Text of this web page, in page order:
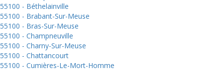
55100 - Béthelainville
55100 - Brabant-Sur-Meuse
55100 - Bras-Sur-Meuse
55100 - Champneuville
55100 - Charny-Sur-Meuse
55100 - Chattancourt
55100 - Cumières-Le-Mort-Homme